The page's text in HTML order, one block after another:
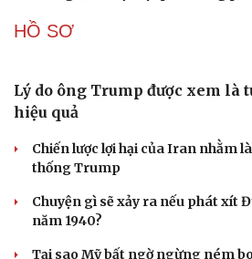
Lỗ hổng khiến phòng không
mưa tên lửa Nga
khủng hoảng năng lượng toàn
CUỘC SỐNG ĐÓ ĐÂY
tù giam khủng bố
Người di cư ngã gục sau khi bơi từ